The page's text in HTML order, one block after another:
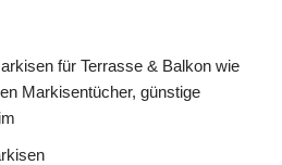
für Terrasse & Balkon wie
Markisentücher, günstige